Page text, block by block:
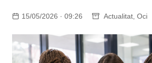
15/05/2026 · 09:26 Actualitat, Oci